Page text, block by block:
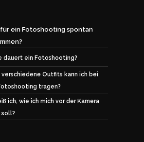
für ein Fotoshooting spontan
dauert ein Fotoshooting?
Outfits kann ich bei
tragen?
ich, wie ich mich vor der Kamera
soll?